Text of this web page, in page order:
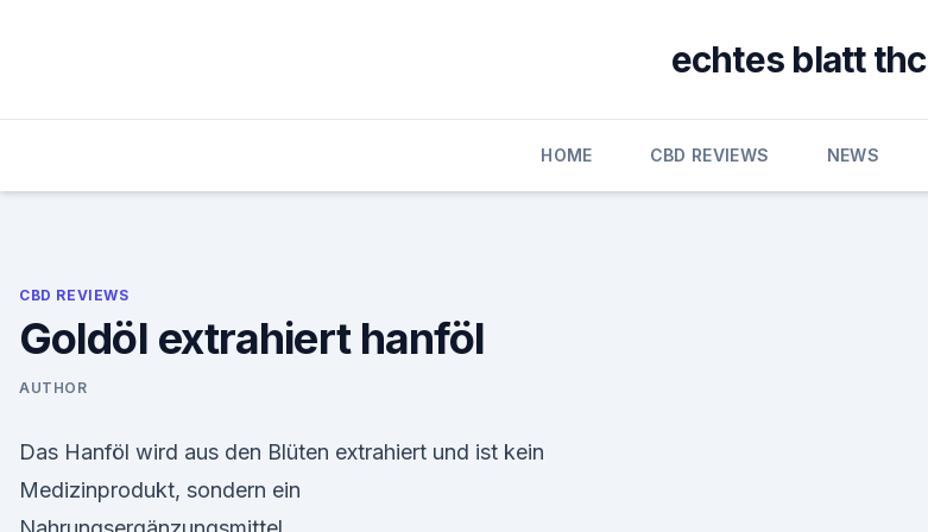
echtes blatt thc
HOME CBD REVIEWS NEWS
CBD REVIEWS
Goldöl extrahiert hanföl
AUTHOR
Das Hanföl wird aus den Blüten extrahiert und ist kein
Medizinprodukt, sondern ein